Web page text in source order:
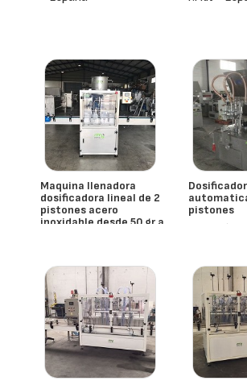
Maquina llenadora
dosificadora lineal de 2
pistones acero
inoxidable desde 50 gr a
pistones
- España